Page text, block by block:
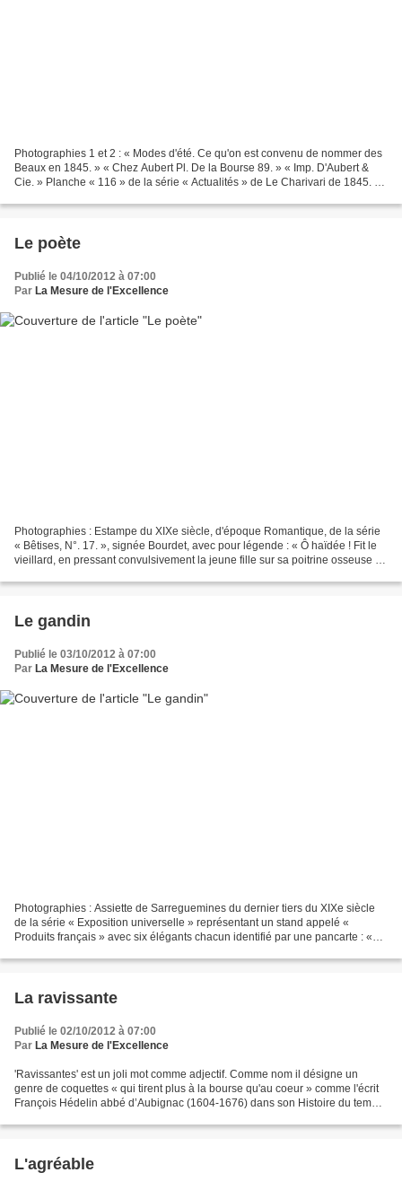
Photographies 1 et 2 : « Modes d'été. Ce qu'on est convenu de nommer des
Beaux en 1845. » « Chez Aubert Pl. De la Bourse 89. » « Imp. D'Aubert &
Cie. » Planche « 116 » de la série « Actualités » de Le Charivari de 1845. La
Le poète
Publié le 04/10/2012 à 07:00
Par La Mesure de l'Excellence
Photographies : Estampe du XIXe siècle, d'époque Romantique, de la série
« Bêtises, N°. 17. », signée Bourdet, avec pour légende : « Ô haïdée ! Fit le
vieillard, en pressant convulsivement la jeune fille sur sa poitrine osseuse et
Le gandin
Publié le 03/10/2012 à 07:00
Par La Mesure de l'Excellence
Photographies : Assiette de Sarreguemines du dernier tiers du XIXe siècle
de la série « Exposition universelle » représentant un stand appelé «
Produits français » avec six élégants chacun identifié par une pancarte : «
La ravissante
Publié le 02/10/2012 à 07:00
Par La Mesure de l'Excellence
'Ravissantes' est un joli mot comme adjectif. Comme nom il désigne un
genre de coquettes « qui tirent plus à la bourse qu'au coeur » comme l'écrit
François Hédelin abbé d’Aubignac (1604-1676) dans son Histoire du temps
L'agréable